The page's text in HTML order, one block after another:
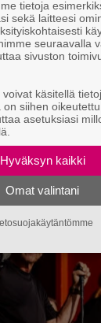
sen
Penttilä
tietoja
sekä laitteesi
seuraavalla
sivuston
käsitellä
siihen
asetuksiasi
Hyväksyn kaikki
Omat valintani